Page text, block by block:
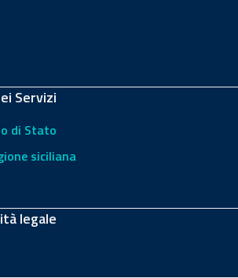
Servizi
di Stato
siciliana
legale